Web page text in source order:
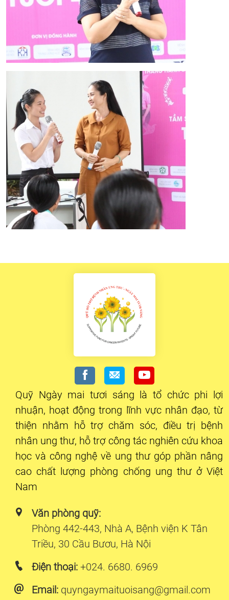
Quỹ Ngày mai tươi sáng là tổ chức phi lợi
nhuận, hoạt động trong lĩnh vực nhân đạo, từ
thiện nhằm hỗ trợ chăm sóc, điều trị bệnh
nhân ung thư, hỗ trợ công tác nghiên cứu khoa
học và công nghệ về ung thư góp phần nâng
cao chất lượng phòng chống ung thư ở Việt
Nam
Văn phòng quỹ:
Phòng 442-443, Nhà A, Bệnh viện K Tân
Triều, 30 Cầu Bươu, Hà Nội
Điện thoại: +024. 6680. 6969
Email: quyngaymaituoisang@gmail.com